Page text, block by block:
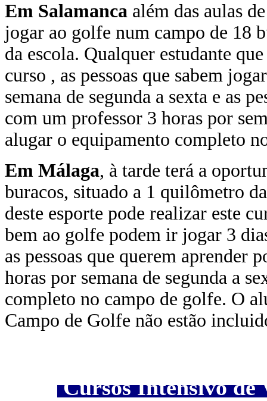
Em Salamanca além das aulas
jogar ao golfe num campo de 18
da escola. Qualquer estudante
curso , as pessoas que sabem
semana de segunda a sexta e as
com um professor 3 horas por
alugar o equipamento completo
Em Málaga, à tarde terá a
buracos, situado a 1 quilômetro
deste esporte pode realizar este
bem ao golfe podem ir jogar 3
as pessoas que querem aprender
horas por semana de segunda a
completo no campo de golfe. O
Campo de Golfe não estão
Cursos Intensivo de